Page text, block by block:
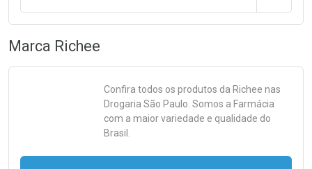
Marca Richee
Confira todos os produtos da Richee nas
Drogaria São Paulo. Somos a Farmácia
com a maior variedade e qualidade do
Brasil.